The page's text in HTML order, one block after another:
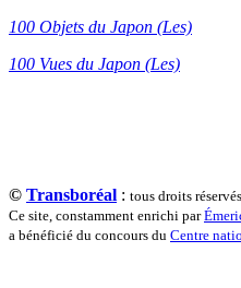
Saint-Loup
Sapin-Defour Cédric
Sokpakbaïev
Soleilhavoup
Squillace Sophie
Stuck Hudson
100 Objets du Japon (Les)
100 Vues du Japon (Les)
© Transboréal : tous droits
Ce site, constamment enrichi par
a bénéficié du concours du Centre